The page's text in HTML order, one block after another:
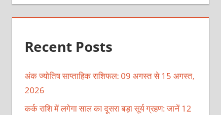
Recent Posts
अंक ज्योतिष साप्ताहिक राशिफल: 09 अगस्त से 15 अगस्त,
2026
कर्क राशि में लगेगा साल का दूसरा बड़ा सूर्य ग्रहण: जानें 12